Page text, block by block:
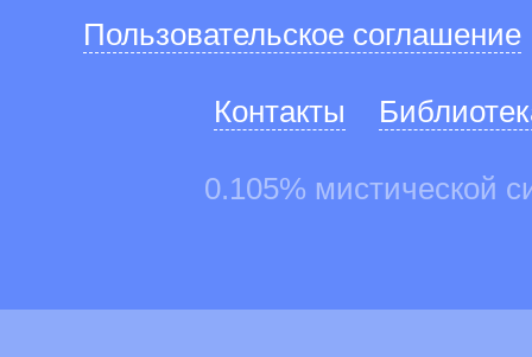
Пользовательское соглашение
Контакты
0.105% мистической